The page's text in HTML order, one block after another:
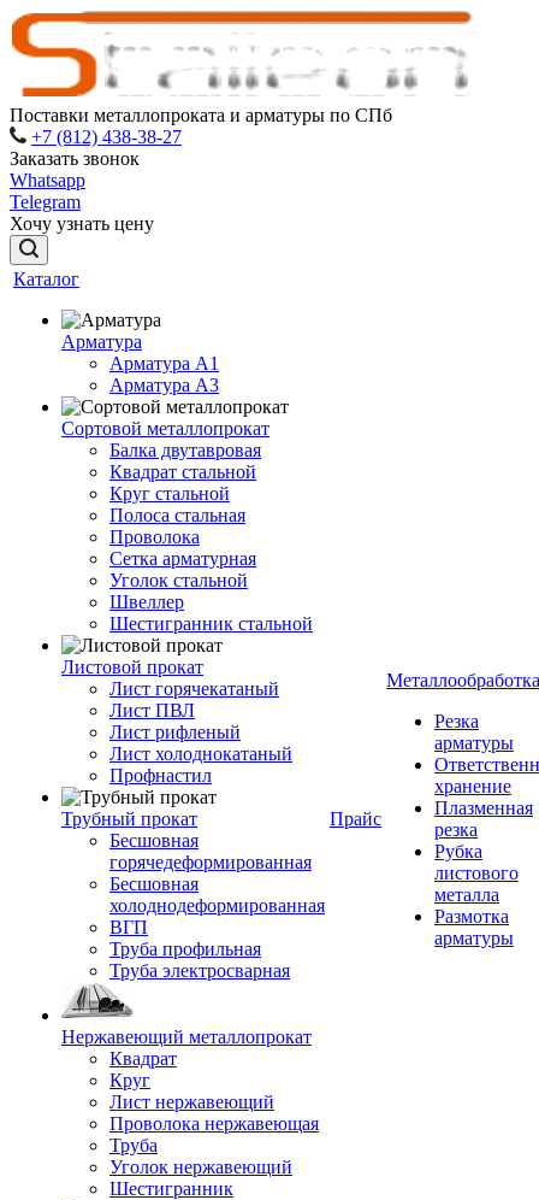
Поставки металлопроката и арматуры по СПб
+7 (812) 438-38-27
Заказать звонок
Whatsapp
Telegram
Хочу узнать цену
Каталог
Арматура
Арматура A1
Арматура А3
Сортовой металлопрокат
Балка двутавровая
Квадрат стальной
Круг стальной
Полоса стальная
Проволока
Сетка арматурная
Уголок стальной
Швеллер
Шестигранник стальной
Листовой прокат
Лист горячекатаный
Лист ПВЛ
Лист рифленый
Лист холоднокатаный
Профнастил
Трубный прокат
Бесшовная
горячедеформированная
Бесшовная
холоднодеформированная
ВГП
Труба профильная
Труба электросварная
Нержавеющий металлопрокат
Квадрат
Круг
Лист нержавеющий
Проволока нержавеющая
Труба
Уголок нержавеющий
Шестигранник
Прайс
Металлообработка
Резка
арматуры
хранение
Плазменная
резка
Рубка
листового
металла
Размотка
арматуры